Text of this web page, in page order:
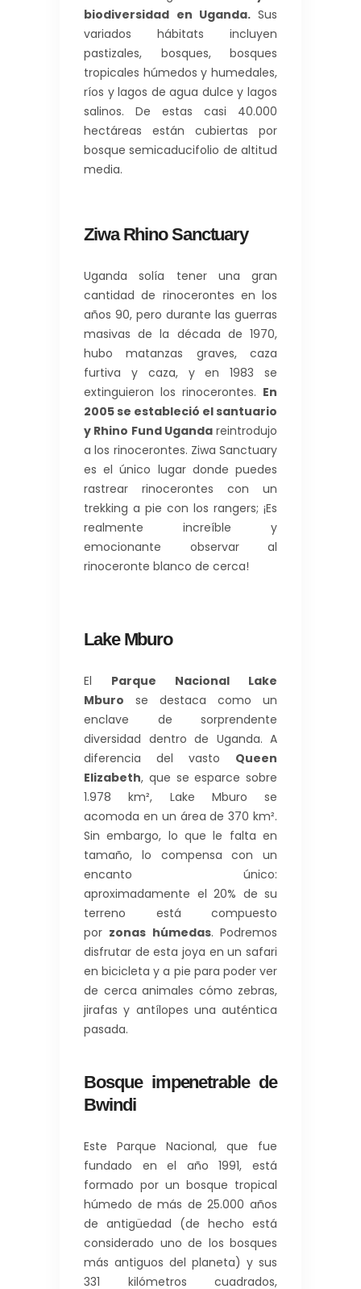
biodiversidad en Uganda. Sus
variados hábitats incluyen
pastizales, bosques, bosques
tropicales húmedos y humedales,
ríos y lagos de agua dulce y lagos
salinos. De estas casi 40.000
hectáreas están cubiertas por
bosque semicaducifolio de altitud
media.
Ziwa Rhino Sanctuary
Uganda solía tener una gran
cantidad de rinocerontes en los
años 90, pero durante las guerras
masivas de la década de 1970,
hubo matanzas graves, caza
furtiva y caza, y en 1983 se
extinguieron los rinocerontes. En
2005 se estableció el santuario
y Rhino Fund Ugandareintrodujo
a los rinocerontes. Ziwa Sanctuary
es el único lugar donde puedes
rastrear rinocerontes con un
trekking a pie con los rangers; ¡Es
realmente increíble y
emocionante observar al
rinoceronte blanco de cerca!
Lake Mburo
El Parque Nacional Lake
Mburo se destaca como un
enclave de sorprendente
diversidad dentro de Uganda. A
diferencia del vasto Queen
Elizabeth, que se esparce sobre
1.978 km², Lake Mburo se
acomoda en un área de 370 km².
Sin embargo, lo que le falta en
tamaño, lo compensa con un
encanto único:
aproximadamente el 20% de su
terreno está compuesto
por zonas húmedas. Podremos
disfrutar de esta joya en un safari
en bicicleta y a pie para poder ver
de cerca animales cómo zebras,
jirafas y antílopes una auténtica
pasada.
Bosque impenetrable de
Bwindi
Este Parque Nacional, que fue
fundado en el año 1991, está
formado por un bosque tropical
húmedo de más de 25.000 años
de antigüedad (de hecho está
considerado uno de los bosques
más antiguos del planeta) y sus
331 kilómetros cuadrados,